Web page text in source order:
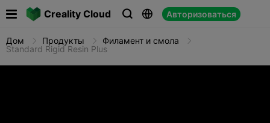
Creality Cloud   Авторизоваться
Дом Продукты
Филамент и смола
Standard Rigid Resin Plus